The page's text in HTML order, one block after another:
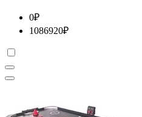
0₽
1086920₽